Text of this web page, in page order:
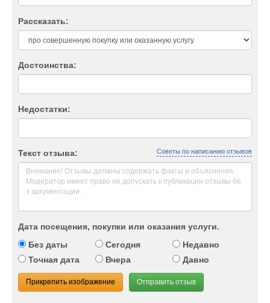
Рассказать:
Достоинства:
Недостатки:
Текст отзыва: Советы по написанию отзывов
Дата посещения, покупки или оказания услуги.
Без даты
Сегодня
Недавно
Точная дата
Вчера Давно
Прикрепить изображение Отправить отзыв